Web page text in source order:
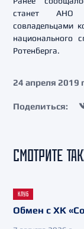
станет АНО
совладельцами
национального
Ротенберга.
24 апреля 2019
Поделиться:
СМОТРИТЕ
КЛУБ
Обмен с ХК